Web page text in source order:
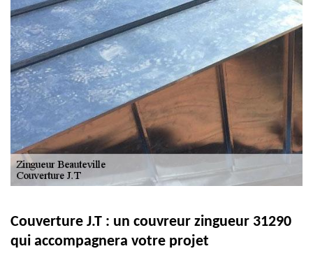
Couverture J.T : un couvreur zingueur 31290
qui accompagnera votre projet